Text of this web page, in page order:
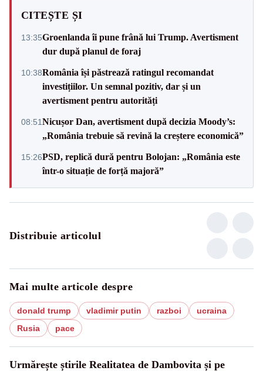
CITEȘTE ȘI
13:35Groenlanda îi pune frână lui Trump. Avertisment
dur după planul de foraj
10:38România își păstrează ratingul recomandat
investițiilor. Un semnal pozitiv, dar și un
avertisment pentru autorități
08:51Nicușor Dan, avertisment după decizia Moody’s:
„România trebuie să revină la creștere economică”
15:26PSD, replică dură pentru Bolojan: „România este
într-o situație de forță majoră”
Distribuie articolul
Mai multe articole despre
donald trump vladimir putin razboi
ucraina
Rusia
pace
Urmărește știrile Realitatea de Dambovita și pe